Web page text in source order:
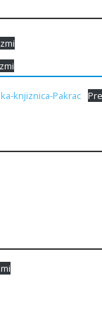
knjiznica-Pakrac